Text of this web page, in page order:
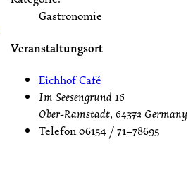
Gastronomie
Veranstaltungsort
Eichhof Café
Im Seesengrund 16
Ober-Ramstadt, 64372 Germany
Telefon06154 / 71–78695